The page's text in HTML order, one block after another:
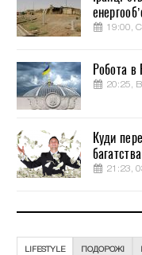
19:00,
Робота в
20:25,
Куди
багатства
21:23,
LIFESTYLE ПОДОРОЖІ